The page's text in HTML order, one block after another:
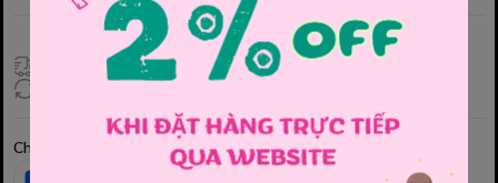
Giao hàng toàn quốc
Chia sẻ